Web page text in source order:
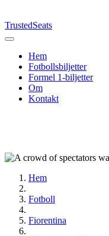
TrustedSeats
Hem
Fotbollsbiljetter
Formel 1‑biljetter
Om
Kontakt
Hem
Fotboll
Fiorentina